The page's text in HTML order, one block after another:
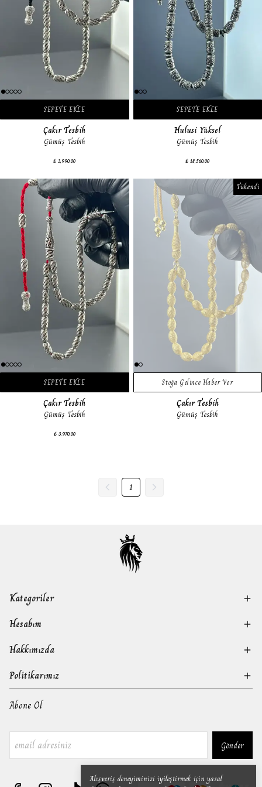
Alışveriş deneyiminizi iyileştirmek için yasal
SEPETE EKLE
Çakır Tesbih
Gümüş Tesbih
₺ 3,990.00
SEPETE EKLE
Hulusi Yüksel
Gümüş Tesbih
₺ 18,560.00
SEPETE EKLE
Çakır Tesbih
Gümüş Tesbih
₺ 3,970.00
Tükendi
Stoğa Gelince Haber Ver
Çakır Tesbih
Gümüş Tesbih
1
Kategoriler
Hesabım
Hakkımızda
Politikarımız
Abone Ol
Gönder